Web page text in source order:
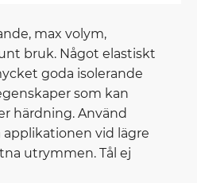
max volym,
bruk. Något elastiskt
goda isolerande
som kan
härdning. Använd
vid lägre
utrymmen. Tål ej